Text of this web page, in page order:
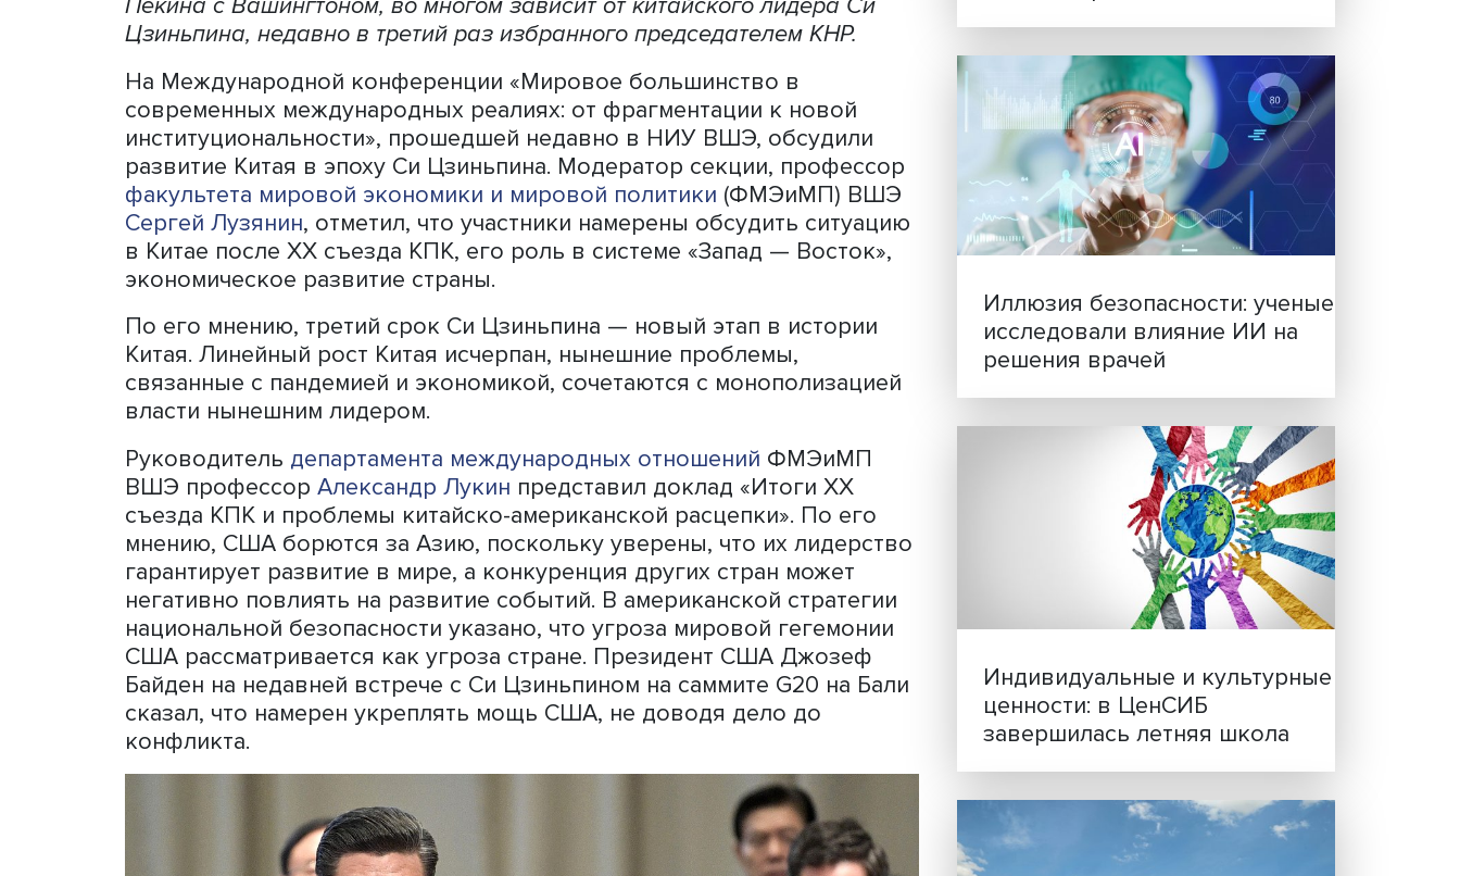
Фото: iStock
Китай близок к статусу сверхдержавы, но его политика — не
навязывать никому свои принципы. Этим он в корне отличается от
США, объявивших себя мировым гегемоном. Какими будут отношения
Пекина с Вашингтоном, во многом зависит от китайского лидера Си
Цзиньпина, недавно в третий раз избранного председателем КНР.
современных международных реалиях: от фрагментации к новой
институциональности», прошедшей недавно в НИУ ВШЭ, обсудили
развитие Китая в эпоху Си Цзиньпина. Модератор секции, профессор
(ФМЭиМП) ВШЭ
Сергей Лузянин, отметил, что участники намерены обсудить ситуацию
в Китае после XX съезда КПК, его роль в системе «Запад — Восток»,
экономическое развитие страны.
По его мнению, третий срок Си Цзиньпина — новый этап в истории
Китая. Линейный рост Китая исчерпан, нынешние проблемы,
связанные с пандемией и экономикой, сочетаются с монополизацией
власти нынешним лидером.
Руководитель
ФМЭиМП
ВШЭ профессорАлександр Лукинпредставил доклад «Итоги XX
съезда КПК и проблемы китайско-американской расцепки». По его
мнению, США борются за Азию, поскольку уверены, что их лидерство
Новые инвестиции:
семей становится частью
бизнес-стратегий
Иллюзия безопасности:
исследовали влияние
решения врачей